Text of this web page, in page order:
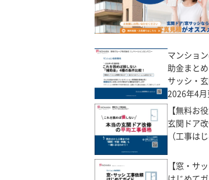
マンショ
助金まと
サッシ・
2026年4
【無料お
玄関ドア
（工事は
【窓・サ